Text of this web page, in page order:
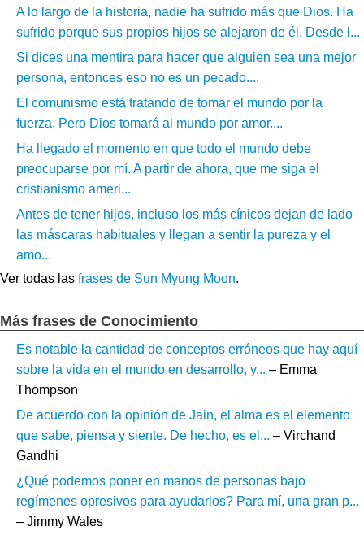
A lo largo de la historia, nadie ha sufrido más que Dios. Ha
sufrido porque sus propios hijos se alejaron de él. Desde l...
Si dices una mentira para hacer que alguien sea una mejor
persona, entonces eso no es un pecado....
El comunismo está tratando de tomar el mundo por la
fuerza. Pero Dios tomará al mundo por amor....
Ha llegado el momento en que todo el mundo debe
preocuparse por mí. A partir de ahora, que me siga el
cristianismo ameri...
Antes de tener hijos, incluso los más cínicos dejan de lado
las máscaras habituales y llegan a sentir la pureza y el
amo...
Ver todas las frases de Sun Myung Moon.
Más frases de Conocimiento
Es notable la cantidad de conceptos erróneos que hay aquí
sobre la vida en el mundo en desarrollo, y... – Emma
Thompson
De acuerdo con la opinión de Jain, el alma es el elemento
que sabe, piensa y siente. De hecho, es el... – Virchand
Gandhi
¿Qué podemos poner en manos de personas bajo
regímenes opresivos para ayudarlos? Para mí, una gran p...
– Jimmy Wales